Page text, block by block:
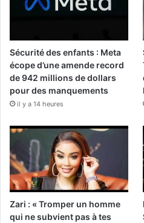
Sécurité des enfants : Meta
écope d’une amende record
de 942 millions de dollars
pour des manquements
il y a 14 heures
Zari : « Tromper un homme
qui ne subvient pas à tes